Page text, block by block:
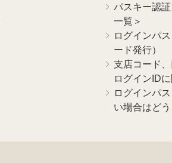
パスキー認
一覧＞
ログインパ
ード発行）
支店コード
ログインID
ログインパ
い場合はど